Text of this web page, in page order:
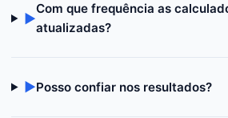
▶
Com que frequência as
atualizadas?
▶Posso confiar nos resultados?